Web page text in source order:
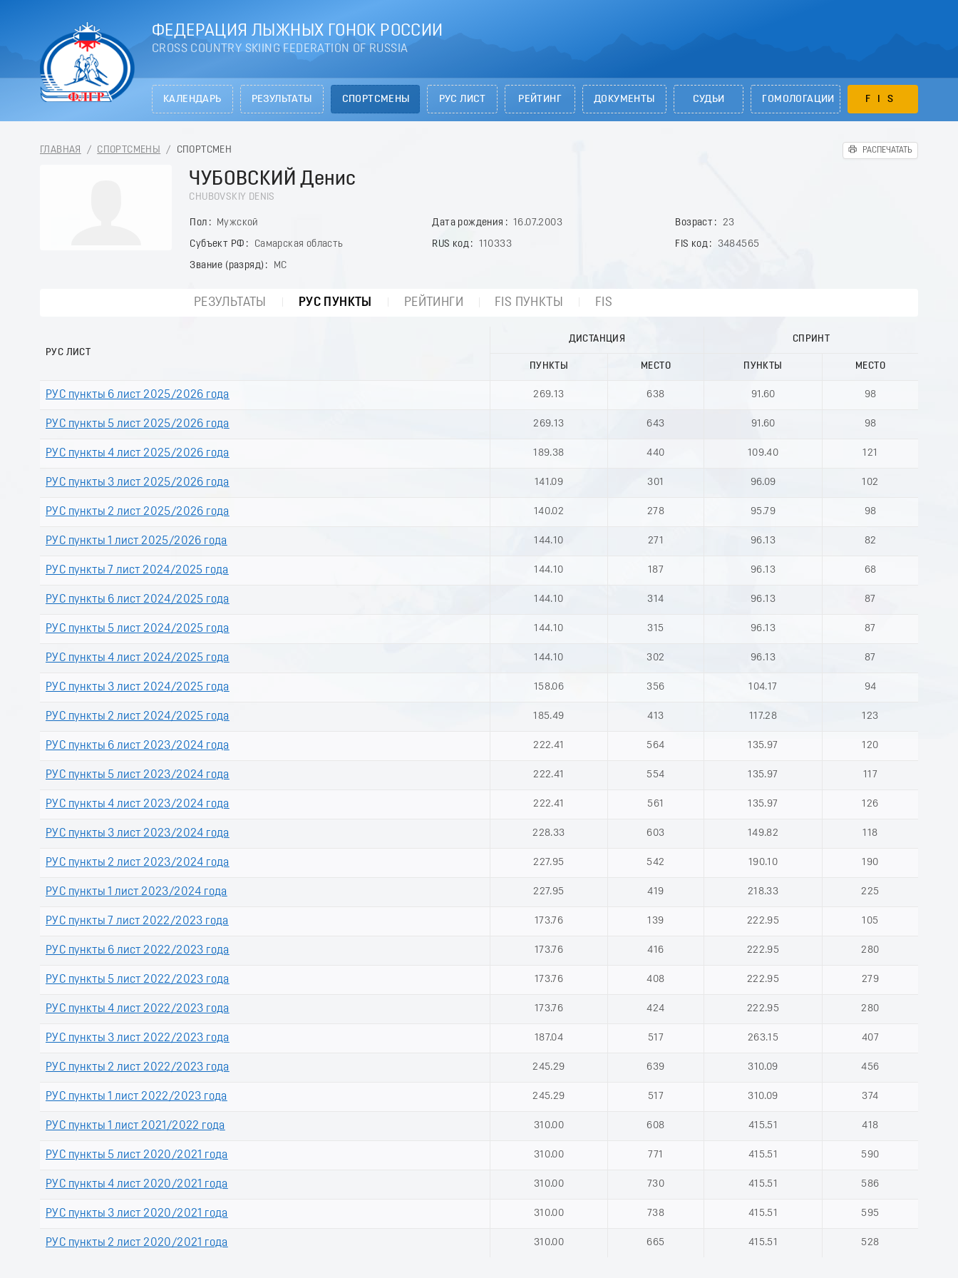
ФЕДЕРАЦИЯ ЛЫЖНЫХ ГОНОК РОССИИ
CROSS COUNTRY SKIING FEDERATION OF RUSSIA
КАЛЕНДАРЬ РЕЗУЛЬТАТЫ СПОРТСМЕНЫ РУС ЛИСТ РЕЙТИНГ ДОКУМЕНТЫ СУДЬИ ГОМОЛОГАЦИИ FIS
ГЛАВНАЯ / СПОРТСМЕНЫ / СПОРТСМЕН РАСПЕЧАТАТЬ
ЧУБОВСКИЙ Денис
CHUBOVSKIY DENIS
Пол Мужской Дата рождения 16.07.2003 Возраст
23
Субъект РФ
Самарская область RUS код 110333 FIS код
3484565
Звание (разряд)
МС
РЕЗУЛЬТАТЫ РУС ПУНКТЫ РЕЙТИНГИ FIS ПУНКТЫ FIS
РУС ЛИСТ
ДИСТАНЦИЯ СПРИНТ
ПУНКТЫ МЕСТО ПУНКТЫ МЕСТО
РУС пункты 6 лист 2025/2026 года 269.13 638 91.60 98
РУС пункты 5 лист 2025/2026 года 269.13 643 91.60 98
РУС пункты 4 лист 2025/2026 года 189.38 440 109.40 121
РУС пункты 3 лист 2025/2026 года 141.09 301 96.09 102
РУС пункты 2 лист 2025/2026 года 140.02 278 95.79 98
РУС пункты 1 лист 2025/2026 года 144.10 271 96.13 82
РУС пункты 7 лист 2024/2025 года 144.10 187 96.13 68
РУС пункты 6 лист 2024/2025 года 144.10 314 96.13 87
РУС пункты 5 лист 2024/2025 года 144.10 315 96.13 87
РУС пункты 4 лист 2024/2025 года 144.10 302 96.13 87
РУС пункты 3 лист 2024/2025 года 158.06 356 104.17 94
РУС пункты 2 лист 2024/2025 года 185.49 413 117.28 123
РУС пункты 6 лист 2023/2024 года 222.41 564 135.97 120
РУС пункты 5 лист 2023/2024 года 222.41 554 135.97 117
РУС пункты 4 лист 2023/2024 года 222.41 561 135.97 126
РУС пункты 3 лист 2023/2024 года 228.33 603 149.82 118
РУС пункты 2 лист 2023/2024 года 227.95 542 190.10 190
РУС пункты 1 лист 2023/2024 года 227.95 419 218.33 225
РУС пункты 7 лист 2022/2023 года 173.76 139 222.95 105
РУС пункты 6 лист 2022/2023 года 173.76 416 222.95 280
РУС пункты 5 лист 2022/2023 года 173.76 408 222.95 279
РУС пункты 4 лист 2022/2023 года 173.76 424 222.95 280
РУС пункты 3 лист 2022/2023 года 187.04 517 263.15 407
РУС пункты 2 лист 2022/2023 года 245.29 639 310.09 456
РУС пункты 1 лист 2022/2023 года 245.29 517 310.09 374
РУС пункты 1 лист 2021/2022 года 310.00 608 415.51 418
РУС пункты 5 лист 2020/2021 года 310.00 771 415.51 590
РУС пункты 4 лист 2020/2021 года 310.00 730 415.51 586
РУС пункты 3 лист 2020/2021 года 310.00 738 415.51 595
РУС пункты 2 лист 2020/2021 года 310.00 665 415.51 528